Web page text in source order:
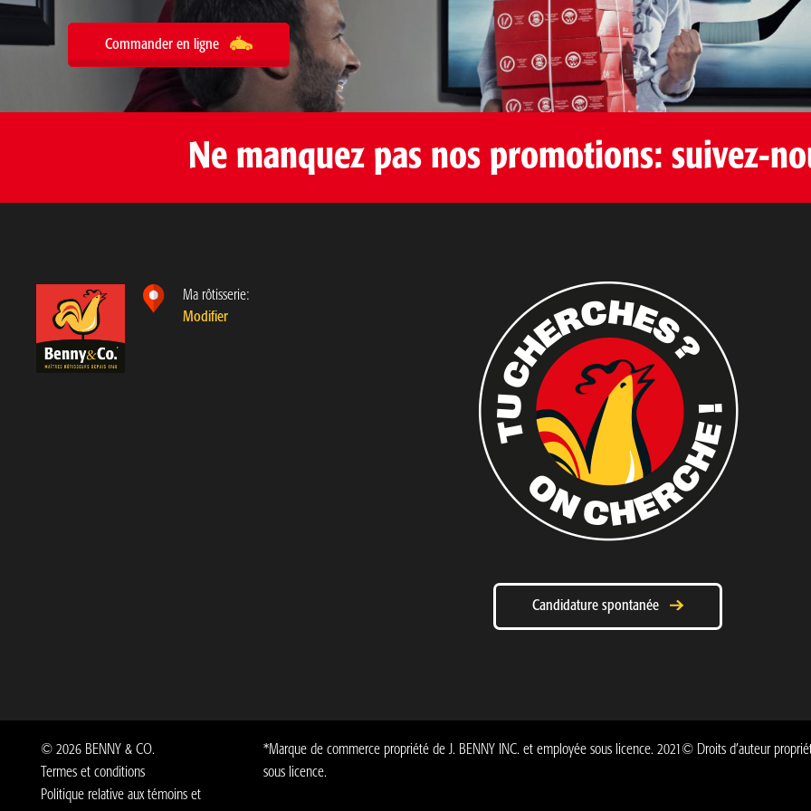
met en lumière les commentaires les plus savoureux
reçus par Benny&Co. à l’égard des filets au...
le monde de la restauration et du tourisme. « L’École
nationale de l’humour possède une expertise unique
pour alimenter la richesse et la diversité de la création
humoristique. Au cours...
Commander en ligne
Ne manquez pas nos promotions: suivez-
Ma rôtisserie:
Modifier
Candidature spontanée
© 2026 BENNY & CO.
Termes et conditions
Politique relative aux témoins et
*Marque de commerce propriété de J. BENNY INC. et employée sous licence. 2021© Droits d’auteur
sous licence.